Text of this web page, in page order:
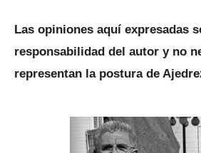
Las opiniones aquí expresadas
responsabilidad del autor y no
representan la postura de